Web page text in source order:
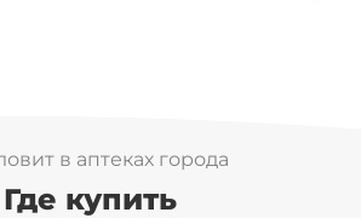
в аптеках города
Где купить